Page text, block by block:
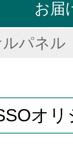
お届
ルパネ
オ